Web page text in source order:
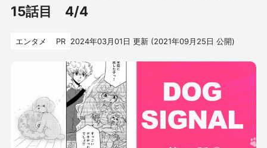
15話目 4/4
エンタメ PR 2024年03月01日 更新 (2021年09月25日 公開)